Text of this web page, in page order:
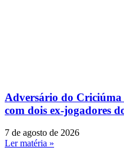
Adversário do
com dois ex-jogadores
7 de agosto de 2026
Ler matéria »